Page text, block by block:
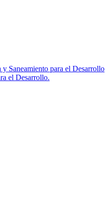
Saneamiento para el Desarrollo
el Desarrollo.